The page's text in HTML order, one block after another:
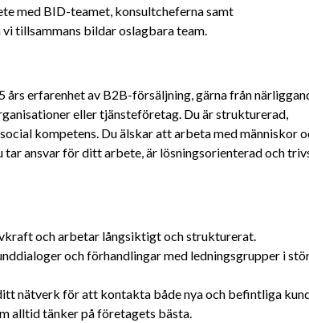
med BID-teamet, konsultcheferna samt
tillsammans bildar oslagbara team.
års erfarenhet av B2B-försäljning, gärna från
eller tjänsteföretag. Du är strukturerad,
kompetens. Du älskar att arbeta med människor
ansvar för ditt arbete, är lösningsorienterad och
och arbetar långsiktigt och strukturerat.
och förhandlingar med ledningsgrupper i
nätverk för att kontakta både nya och befintliga
alltid tänker på företagets bästa.